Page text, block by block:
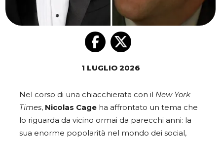
1 LUGLIO 2026
Nel corso di una chiacchierata con il New York
Times, Nicolas Cage ha affrontato un tema che
lo riguarda da vicino ormai da parecchi anni: la
sua enorme popolarità nel mondo dei social,